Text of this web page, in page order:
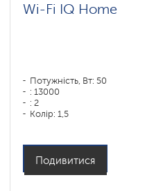
Wi-Fi IQ Home
Потужність, Вт: 50
: 13000
: 2
Колір: 1,5
Бічні щітки: 1
Подивитися